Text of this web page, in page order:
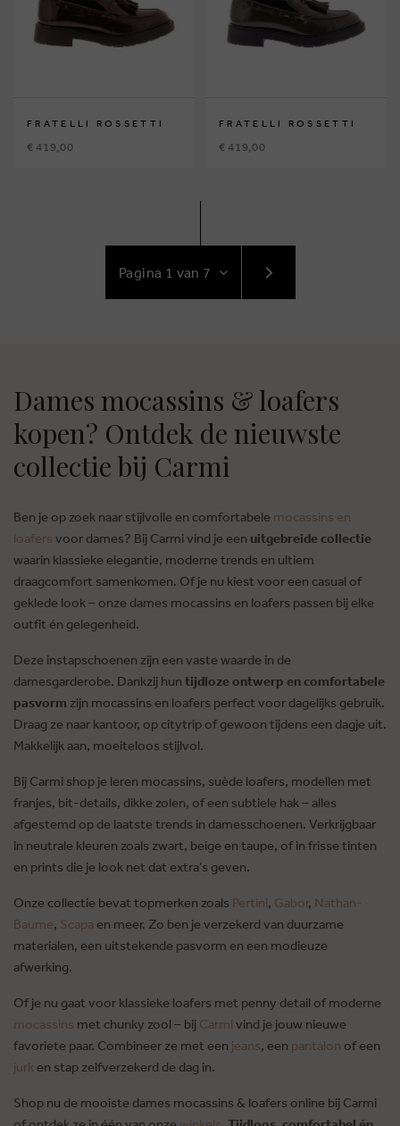
FRATELLI ROSSETTI
€ 419,00
FRATELLI ROSSETTI
€ 419,00
NAAR
VOLGENDE
Dames mocassins & loafers
kopen? Ontdek de nieuwste
collectie bij Carmi
Ben je op zoek naar stijlvolle en comfortabele mocassins en
loafers voor dames? Bij Carmi vind je een uitgebreide collectie
waarin klassieke elegantie, moderne trends en ultiem
draagcomfort samenkomen. Of je nu kiest voor een casual of
geklede look – onze dames mocassins en loafers passen bij elke
outfit én gelegenheid.
Deze instapschoenen zijn een vaste waarde in de
damesgarderobe. Dankzij hun tijdloze ontwerp en comfortabele
pasvorm zijn mocassins en loafers perfect voor dagelijks gebruik.
Draag ze naar kantoor, op citytrip of gewoon tijdens een dagje uit.
Makkelijk aan, moeiteloos stijlvol.
Bij Carmi shop je leren mocassins, suède loafers, modellen met
franjes, bit-details, dikke zolen, of een subtiele hak – alles
afgestemd op de laatste trends in damesschoenen. Verkrijgbaar
in neutrale kleuren zoals zwart, beige en taupe, of in frisse tinten
en prints die je look net dat extra’s geven.
Onze collectie bevat topmerken zoals Pertini, Gabor, Nathan-
Baume, Scapa en meer. Zo ben je verzekerd van duurzame
materialen, een uitstekende pasvorm en een modieuze
afwerking.
Of je nu gaat voor klassieke loafers met penny detail of moderne
mocassins met chunky zool – bij Carmi vind je jouw nieuwe
favoriete paar. Combineer ze met een jeans, een pantalon of een
jurk en stap zelfverzekerd de dag in.
Shop nu de mooiste dames mocassins & loafers online bij Carmi